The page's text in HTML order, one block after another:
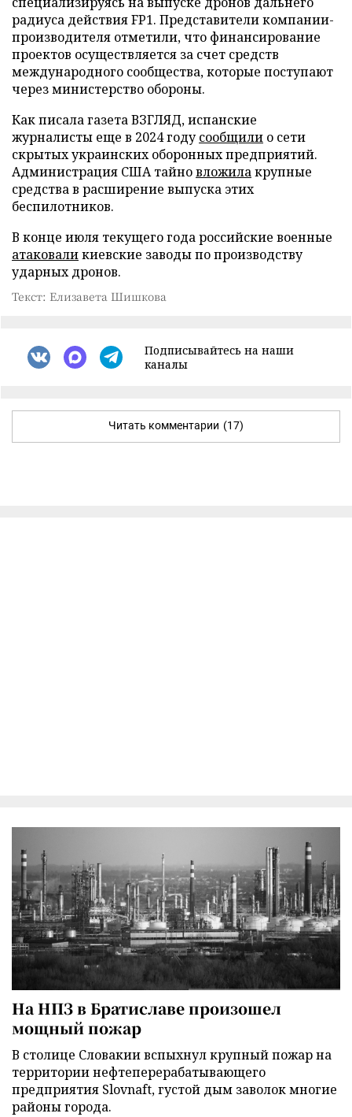
радиуса действия FP1. Представители компании-
производителя отметили, что финансирование
проектов осуществляется за счет средств
международного сообщества, которые поступают
через министерство обороны.
Как писала газета ВЗГЛЯД, испанские
журналисты еще в 2024 годусообщили о сети
скрытых украинских оборонных предприятий.
Администрация США тайновложилакрупные
средства в расширение выпуска этих
беспилотников.
В конце июля текущего года российские военные
атаковаликиевские заводы по производству
ударных дронов.
Текст: Елизавета Шишкова
Подписывайтесь на наши
каналы
Читать комментарии (17)
На НПЗ в Братиславе произошел
мощный пожар
В столице Словакии вспыхнул крупный пожар на
территории нефтеперерабатывающего
предприятия Slovnaft, густой дым заволок многие
районы города.